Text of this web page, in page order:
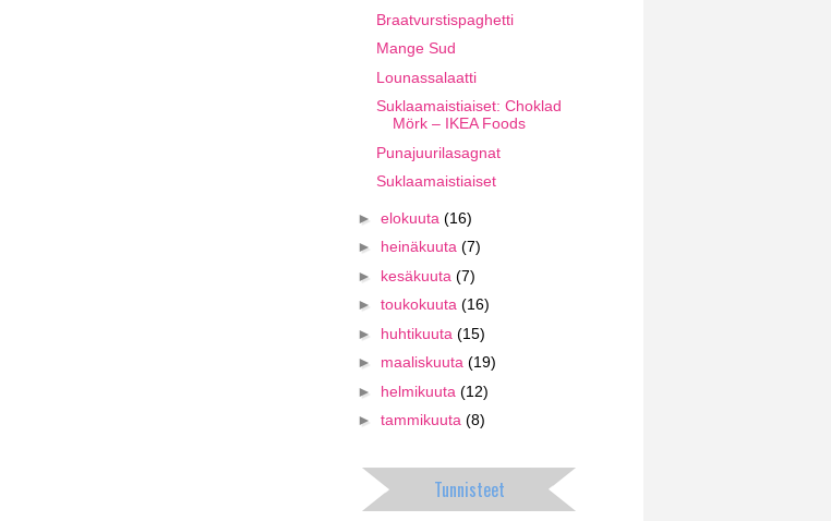
Braatvurstispaghetti
Mange Sud
Lounassalaatti
Suklaamaistiaiset: Choklad
Mörk – IKEA Foods
Punajuurilasagnat
Suklaamaistiaiset
► elokuuta (16)
► heinäkuuta (7)
► kesäkuuta (7)
► toukokuuta (16)
► huhtikuuta (15)
► maaliskuuta (19)
► helmikuuta (12)
► tammikuuta (8)
Tunnisteet